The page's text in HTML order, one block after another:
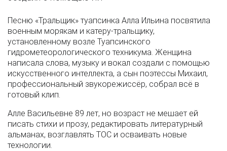
Песню «Тральщик» туапсинка Алла Ильина посвятила
военным морякам и катеру-тральщику,
установленному возле Туапсинского
гидрометеорологического техникума. Женщина
написала слова, музыку и вокал создали с помощью
искусственного интеллекта, а сын поэтессы Михаил,
профессиональный звукорежиссёр, собрал всё в
готовый клип.
Алле Васильевне 89 лет, но возраст не мешает ей
писать стихи и прозу, редактировать литературный
альманах, возглавлять ТОС и осваивать новые
технологии.